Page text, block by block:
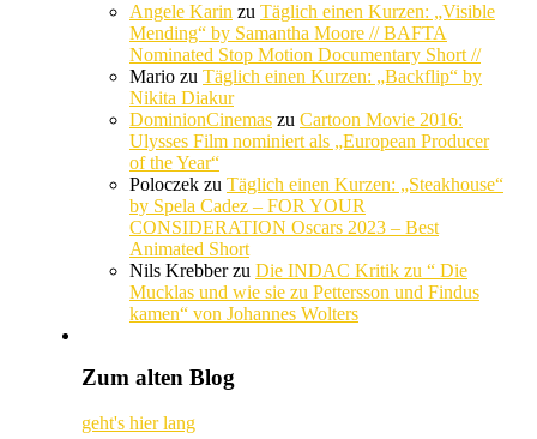
Angele Karin zu Täglich einen Kurzen: „Visible
Mending“ by Samantha Moore // BAFTA
Nominated Stop Motion Documentary Short //
Mario zu Täglich einen Kurzen: „Backflip“ by
Nikita Diakur
DominionCinemas zu Cartoon Movie 2016:
Ulysses Film nominiert als „European Producer
of the Year“
Poloczek zu Täglich einen Kurzen: „Steakhouse“
by Spela Cadez – FOR YOUR
CONSIDERATION Oscars 2023 – Best
Animated Short
Nils Krebberzu Die INDAC Kritik zu “ Die
Mucklas und wie sie zu Pettersson und Findus
kamen“ von Johannes Wolters
Zum alten Blog
geht's hier lang